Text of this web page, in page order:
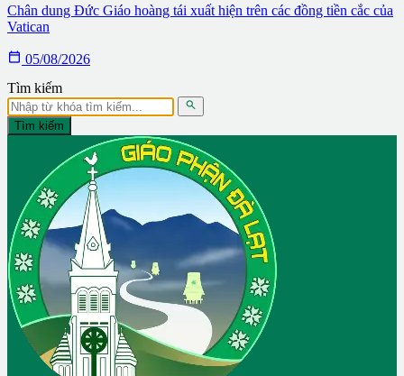
Chân dung Đức Giáo hoàng tái xuất hiện trên các đồng tiền cắc của
Vatican
 05/08/2026
Tìm kiếm

Tìm kiếm